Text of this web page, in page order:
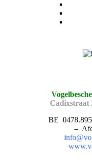
Cadixstraat
BE
–